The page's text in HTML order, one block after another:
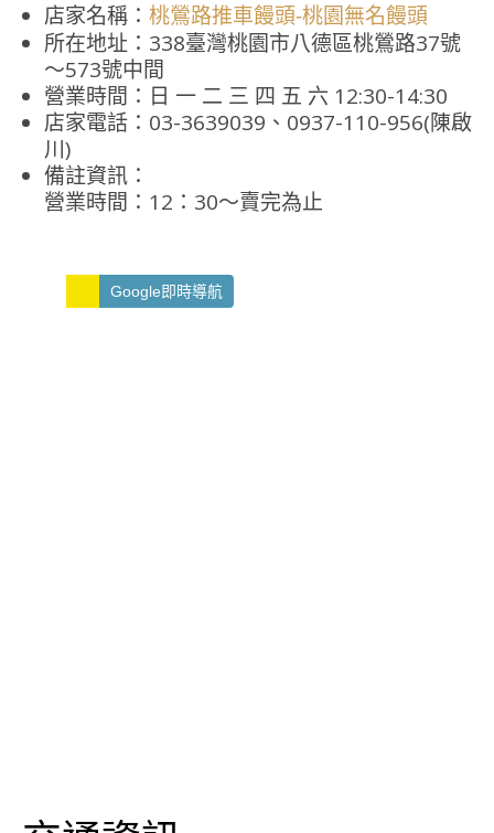
店家名稱： 桃鶯路推車饅頭-桃園無名饅頭
所在地址：338臺灣桃園市八德區桃鶯路37號
～573號中間
營業時間：日 一 二 三 四 五 六 12:30-14:30
店家電話：03-3639039、0937-110-956(陳啟
川)
備註資訊：
營業時間：12：30～賣完為止
Google即時導航